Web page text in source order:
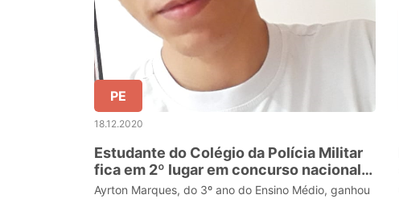
PE
18.12.2020
Estudante do Colégio da Polícia Militar
fica em 2º lugar em concurso nacional
de redação
Ayrton Marques, do 3º ano do Ensino Médio, ganhou